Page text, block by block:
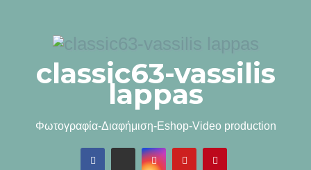
classic63-vassilis
lappas
Φωτογραφία-Διαφήμιση-Eshop-Video production